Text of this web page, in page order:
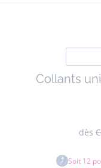
Collants
dès
Soit 12